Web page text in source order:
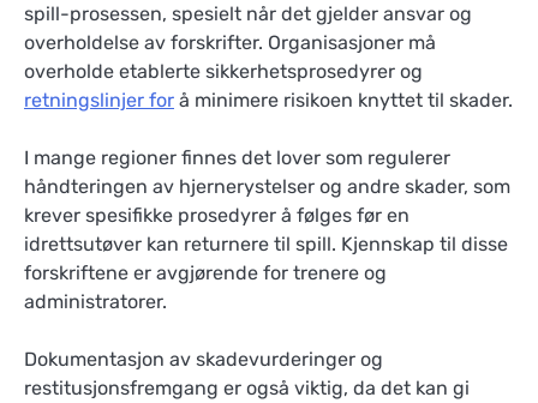
spill-prosessen, spesielt når det gjelder ansvar og
overholdelse av forskrifter. Organisasjoner må
overholde etablerte sikkerhetsprosedyrer og
retningslinjer for å minimere risikoen knyttet til skader.
I mange regioner finnes det lover som regulerer
håndteringen av hjernerystelser og andre skader, som
krever spesifikke prosedyrer å følges før en
idrettsutøver kan returnere til spill. Kjennskap til disse
forskriftene er avgjørende for trenere og
administratorer.
Dokumentasjon av skadevurderinger og
restitusjonsfremgang er også viktig, da det kan gi